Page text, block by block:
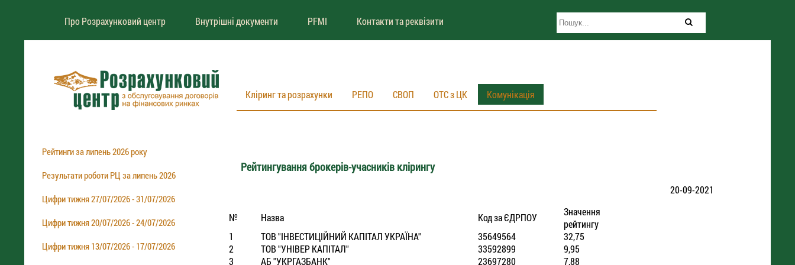
Про Розрахунковий центр Внутрішні документи PFMI Контакти та реквізити
Кліринг та розрахунки РЕПО СВОП ОТС з ЦК Комунікація
Рейтинги за липень 2026 року
Результати роботи РЦ за липень 2026
Цифри тижня 27/07/2026 - 31/07/2026
Цифри тижня 20/07/2026 - 24/07/2026
Цифри тижня 13/07/2026 - 17/07/2026
Рейтингування брокерів-учасників клірингу
20-09-2021
№ Назва Код за ЄДРПОУ
Значення
рейтингу
1
ТОВ "IНВЕСТИЦIЙНИЙ КАПIТАЛ УКРАЇНА" 35649564
32,75
2
ТОВ "УНIВЕР КАПIТАЛ" 33592899
9,95
3
АБ "УКРГАЗБАНК" 23697280 7,88